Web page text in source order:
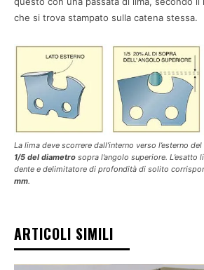
che si trova stampato sulla catena stessa.
La lima deve scorrere dall’interno verso l’esterno del
1/5 del diametro sopra l’angolo superiore.
dente e delimitatore di profondità di solito
mm.
ARTICOLI SIMILI